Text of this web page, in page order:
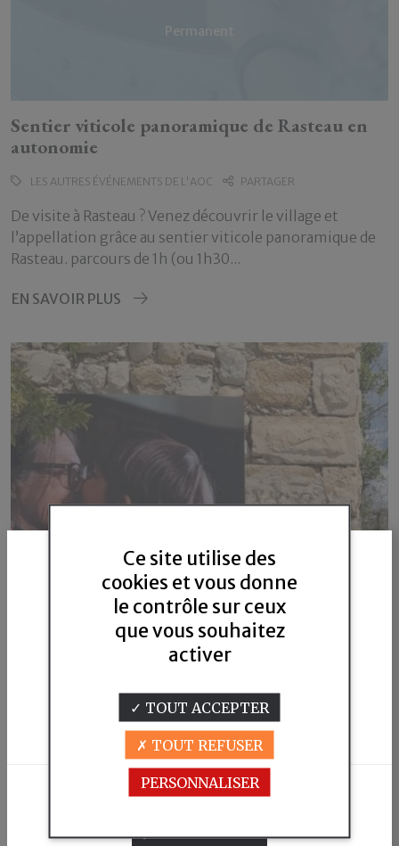
Permanent
Sentier viticole panoramique de Rasteau en
autonomie
LES AUTRES ÉVÉNEMENTS DE L'AOC PARTAGER
De visite à Rasteau ? Venez découvrir le village et
l’appellation grâce au sentier viticole panoramique de
Rasteau. parcours de 1h (ou 1h30...
EN SAVOIR PLUS
être en âge de consommer de l'alcool
selon la législation en vigueur dans
votre pays de résidence.
JE N'AI PAS L'ÂGE LÉGAL
J'AI L'ÂGE LÉGAL
Ce site utilise des
cookies et vous donne
le contrôle sur ceux
que vous souhaitez
activer
TOUT ACCEPTER
TOUT REFUSER
PERSONNALISER